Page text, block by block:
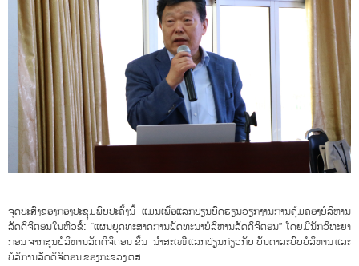
ຈຸດປະສົງຂອງກອງປະຊຸມພົບປະຄັ້ງນີ້ ແມ່ນເພື່ອແລກປ່ຽນບົດຮຽນວຽກງານການຄຸ້ມຄອງບໍລິຫານ
ລັດດິຈິຕອນໃນຫົວຂໍ້: “ແຜນຍຸດທະສາດການພັດທະນາບໍລິຫານລັດດິຈິຕອນ” ໂດຍມີນັກວິທະຍາ
ກອນ ຈາກສູນບໍລິຫານລັດດິຈິຕອນ ຂຶ້ນ ນຳສະເໜີ ແລກປ່ຽນກ່ຽວກັບ ບັນດາລະບົບບໍລິຫານ ແລະ
ບໍລິການລັດດິຈິຕອນ ຂອງກະຊວງ ຕສ.